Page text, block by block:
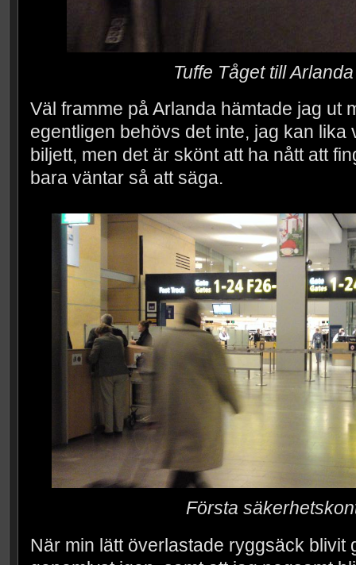
Tuffe Tåget till
Väl framme på Arlanda hämtade jag ut
egentligen behövs det inte, jag kan lika
biljett, men det är skönt att ha nått att
bara väntar så att säga.
Första
När min lätt överlastade ryggsäck blivit